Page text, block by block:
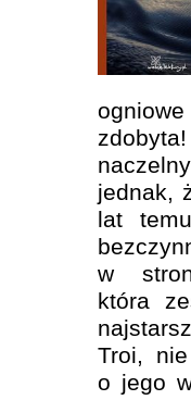
jednak,
lat
w
która
Troi,
o jego